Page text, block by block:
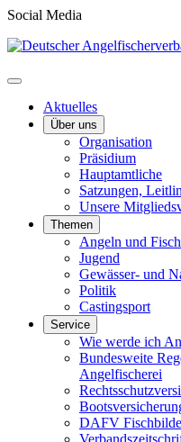
Social Media
Aktuelles
Über uns
Organisation
Präsidium
Hauptamtliche
Satzungen,
Unsere
Themen
Angeln und
Jugend
Gewässer- und
Politik
Castingsport
Service
Wie werde ich
Bundesweite
Angelfischerei
DAFV